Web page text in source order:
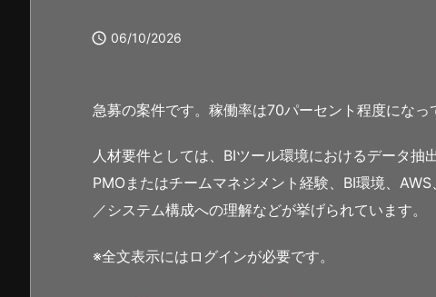
 06/10/2026
急募の案件です。稼働率は70パーセント程度になっ
人材要件としては、BIツール環境におけるデータ抽
PMOまたはチームマネジメント経験、BI環境、
／システム構成への理解などが挙げられています。
※全文表示にはログインが必要です。